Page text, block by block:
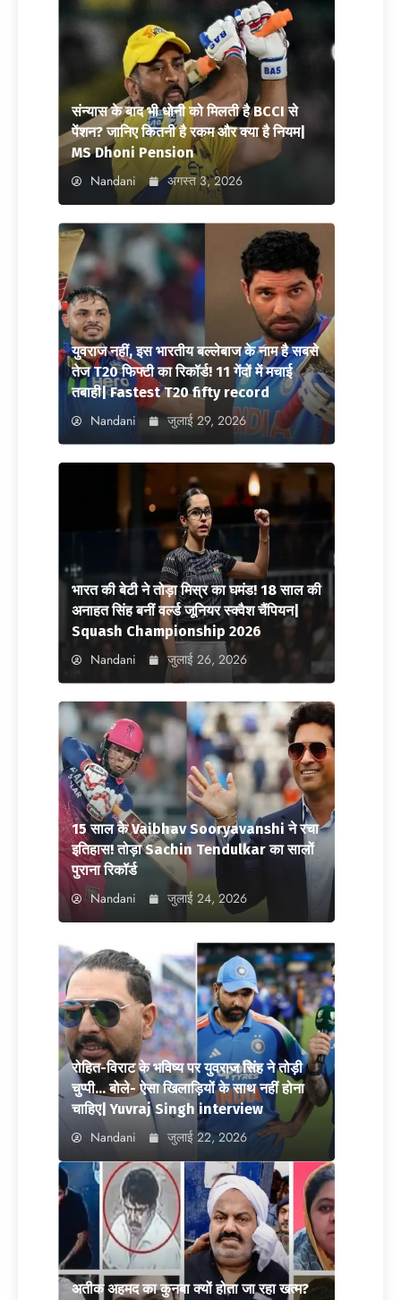
संन्यास के बाद भी धोनी को मिलती है BCCI से
पेंशन? जानिए कितनी है रकम और क्या है नियम|
MS Dhoni Pension
Nandani अगस्त 3, 2026
युवराज नहीं, इस भारतीय बल्लेबाज के नाम है सबसे
तेज T20 फिफ्टी का रिकॉर्ड! 11 गेंदों में मचाई
तबाही| Fastest T20 fifty record
Nandani जुलाई 29, 2026
भारत की बेटी ने तोड़ा मिस्र का घमंड! 18 साल की
अनाहत सिंह बनीं वर्ल्ड जूनियर स्क्वैश चैंपियन|
Squash Championship 2026
Nandani जुलाई 26, 2026
15 साल के Vaibhav Sooryavanshi ने रचा
इतिहास! तोड़ा Sachin Tendulkar का सालों
पुराना रिकॉर्ड
Nandani जुलाई 24, 2026
रोहित-विराट के भविष्य पर युवराज सिंह ने तोड़ी
चुप्पी… बोले- ऐसा खिलाड़ियों के साथ नहीं होना
चाहिए| Yuvraj Singh interview
Nandani जुलाई 22, 2026
अतीक अहमद का कुनबा क्यों होता जा रहा खत्म?